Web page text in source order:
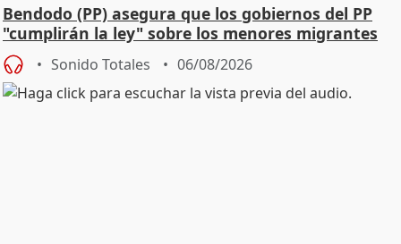
Bendodo (PP) asegura que los gobiernos del PP
"cumplirán la ley" sobre los menores migrantes
Sonido Totales 06/08/2026